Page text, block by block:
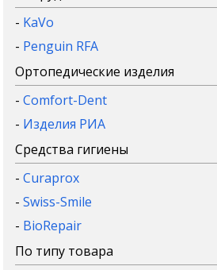
- KaVo
- Penguin RFA
Ортопедические изделия
-Comfort-Dent
- Изделия РИА
Средства гигиены
-Curaprox
-Swiss-Smile
- BioRepair
По типу товара